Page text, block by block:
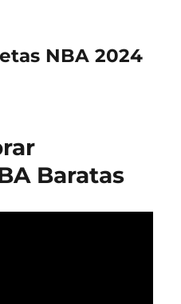
NBA 2024
Baratas